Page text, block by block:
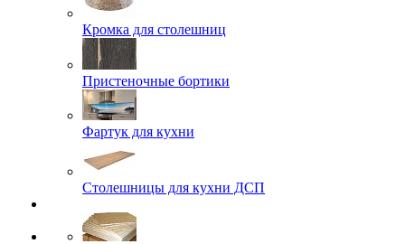
Кромка для столешниц
Пристеночные бортики
Фартук для кухни
Столешницы для кухни ДСП